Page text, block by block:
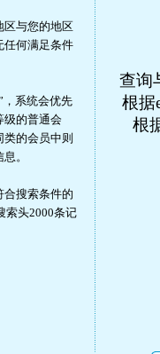
区与您的地区
任何满足条件
，系统会优先
级的普通会
类的会员中则
。
合搜索条件的
索头2000条记
查询
根据
根